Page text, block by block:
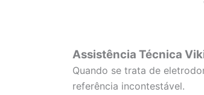
Assistência Técnica
Quando se trata de
referência incontestável.